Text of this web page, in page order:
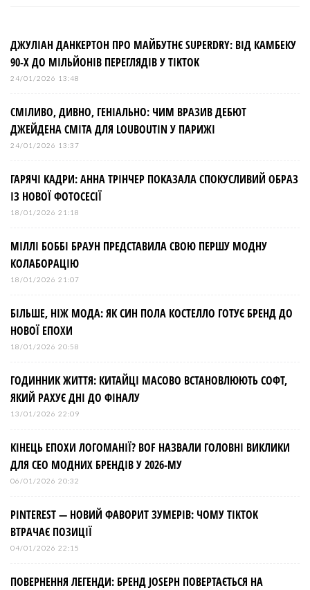
ДЖУЛІАН ДАНКЕРТОН ПРО МАЙБУТНЄ SUPERDRY: ВІД КАМБЕКУ
90-Х ДО МІЛЬЙОНІВ ПЕРЕГЛЯДІВ У TIKTOK
24/01/2026 13:48
СМІЛИВО, ДИВНО, ГЕНІАЛЬНО: ЧИМ ВРАЗИВ ДЕБЮТ
ДЖЕЙДЕНА СМІТА ДЛЯ LOUBOUTIN У ПАРИЖІ
24/01/2026 13:37
ГАРЯЧІ КАДРИ: АННА ТРІНЧЕР ПОКАЗАЛА СПОКУСЛИВИЙ ОБРАЗ
ІЗ НОВОЇ ФОТОСЕСІЇ
18/01/2026 21:18
МІЛЛІ БОББІ БРАУН ПРЕДСТАВИЛА СВОЮ ПЕРШУ МОДНУ
КОЛАБОРАЦІЮ
18/01/2026 21:07
БІЛЬШЕ, НІЖ МОДА: ЯК СИН ПОЛА КОСТЕЛЛО ГОТУЄ БРЕНД ДО
НОВОЇ ЕПОХИ
18/01/2026 20:58
ГОДИННИК ЖИТТЯ: КИТАЙЦІ МАСОВО ВСТАНОВЛЮЮТЬ СОФТ,
ЯКИЙ РАХУЄ ДНІ ДО ФІНАЛУ
13/01/2026 22:09
КІНЕЦЬ ЕПОХИ ЛОГОМАНІЇ? BOF НАЗВАЛИ ГОЛОВНІ ВИКЛИКИ
ДЛЯ СЕО МОДНИХ БРЕНДІВ У 2026-МУ
06/01/2026 20:32
PINTEREST — НОВИЙ ФАВОРИТ ЗУМЕРІВ: ЧОМУ TIKTOK
ВТРАЧАЄ ПОЗИЦІЇ
04/01/2026 22:15
ПОВЕРНЕННЯ ЛЕГЕНДИ: БРЕНД JOSEPH ПОВЕРТАЄТЬСЯ НА